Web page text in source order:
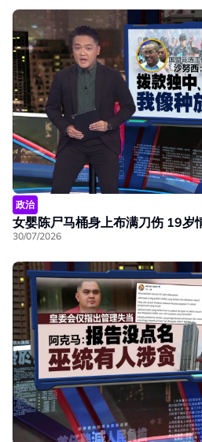
政治
女婴陈尸马桶身上布满刀伤 19岁
30/07/2026